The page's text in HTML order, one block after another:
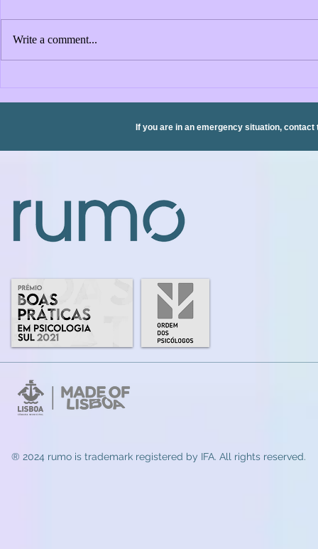
in
Write a comment...
If you are in an emergency situation,
® 2024 rumo is trademark registered by IFA. All rights reserved.